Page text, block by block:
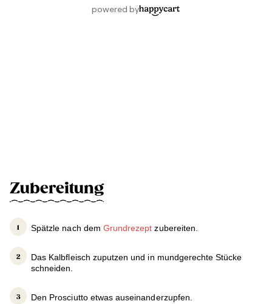
Zubereitung
Spätzle nach dem Grundrezeptzubereiten.
Das Kalbfleisch zuputzen und in mundgerechte Stücke
schneiden.
Den Prosciutto etwas auseinanderzupfen.